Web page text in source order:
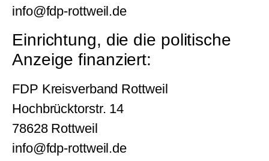
info@fdp-rottweil.de
Einrichtung, die die politische
Anzeige finanziert:
FDP Kreisverband Rottweil
Hochbrücktorstr. 14
78628 Rottweil
info@fdp-rottweil.de